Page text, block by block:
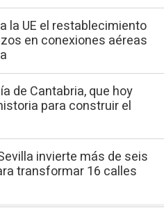
la UE el restablecimiento
en conexiones aéreas
de Cantabria, que hoy
para construir el
invierte más de seis
transformar 16 calles